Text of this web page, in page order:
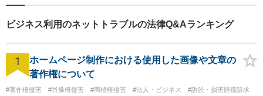
ビジネス利用のネットトラブルの法律Q&Aランキング
1
ホームページ制作における使用した画像や文章の
著作権について
#著作権侵害 #肖像権侵害 #商標権侵害 #法人・ビジネス #訴訟・損害賠償請求